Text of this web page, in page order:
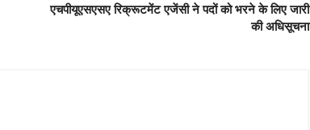
एचपीयूएसएसए रिक्रूटमेंट एजेंसी ने पदों को भरने के लिए जारी
की अधिसूचना